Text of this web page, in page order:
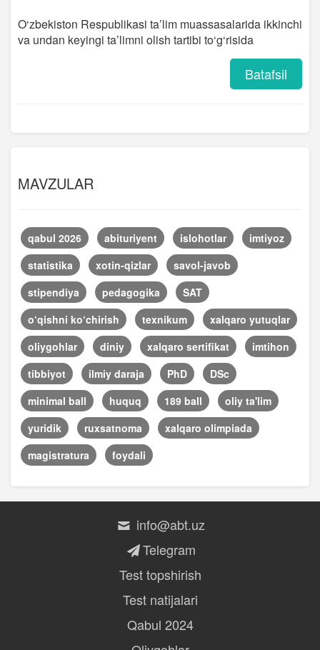
O‘zbekiston Respublikasi ta’lim muassasalarida ikkinchi
va undan keyingi ta’limni olish tartibi to‘g‘risida
Batafsil
MAVZULAR
qabul 2026 abituriyent islohotlar
imtiyoz
statistika
xotin-qizlar
savol-javob
stipendiya
pedagogika
SAT
o‘qishni ko‘chirish
texnikum
xalqaro yutuqlar
oliygohlar
diniy xalqaro sertifikat
imtihon
tibbiyot
ilmiy daraja PhD
DSc
minimal ball
huquq 189 ball
oliy ta'lim
yuridik
ruxsatnoma
xalqaro olimpiada
magistratura
foydali
info@abt.uz
Telegram
Test topshirish
Test natijalari
Qabul 2024